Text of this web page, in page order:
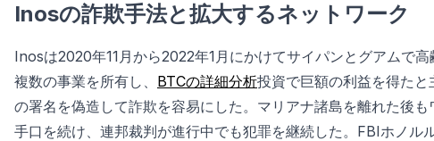
Inosの詐欺手法と拡大するネットワーク
Inosは2020年11月から2022年1月にかけてサイパンとグアムで
複数の事業を所有し、 BTCの詳細分析投資で巨額の利益を得た
の署名を偽造して詐欺を容易にした。マリアナ諸島を離れた後
手口を続け、連邦裁判が進行中でも犯罪を継続した。FBIホノ